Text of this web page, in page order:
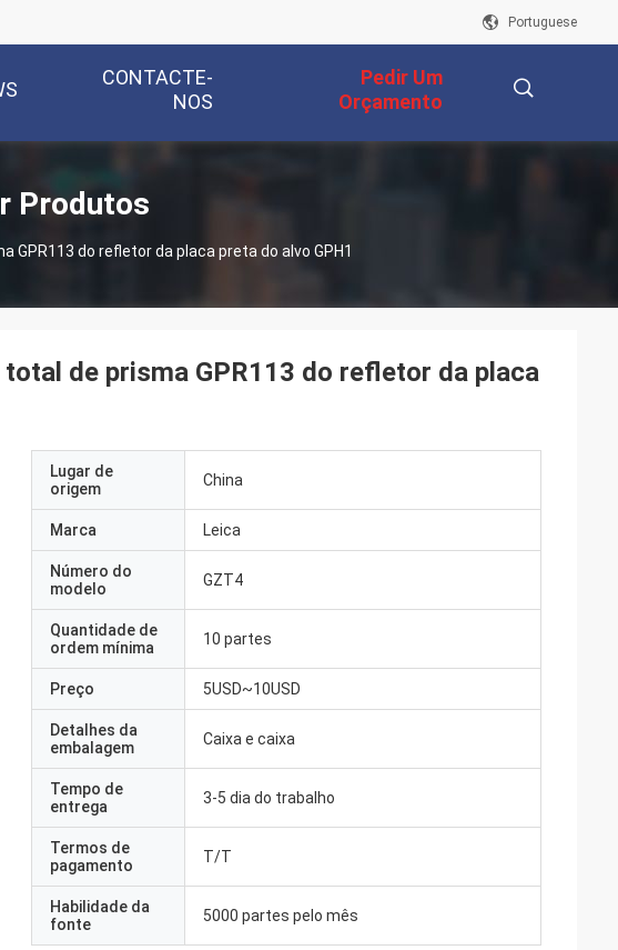
Portuguese
CONTACTE-
NOS
Pedir Um
Orçamento
Produtos
do refletor da placa preta do alvo GPH1
de prisma GPR113 do refletor da placa
Lugar de
origem
China
Marca Leica
Número do
modelo
GZT4
Quantidade de
ordem mínima
10 partes
Preço 5USD~10USD
Detalhes da
embalagem
Caixa e caixa
Tempo de
entrega
3-5 dia do trabalho
Termos de
pagamento
T/T
Habilidade da
fonte
5000 partes pelo mês